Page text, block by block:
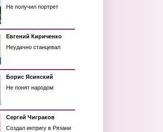
Не получил портрет
Евгений Кириченко
Неудачно станцевал
Борис Ясинский
Не понят народом
Сергей Чиграков
Создал интригу в Рязани